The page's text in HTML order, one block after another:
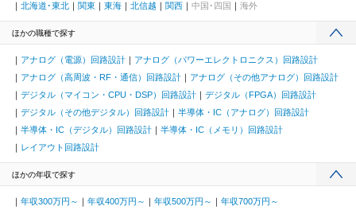
北海道･東北 関東 東海 北信越 関西 中国･四国 海外
ほかの職種で探す
アナログ（電源）回路設計
アナログ（パワーエレクトロニクス）回路設計
アナログ（高周波・RF・通信）回路設計
アナログ（その他アナログ）回路設計
デジタル（マイコン・CPU・DSP）回路設計
デジタル（FPGA）回路設計
デジタル（その他デジタル）回路設計
半導体・IC（アナログ）回路設計
半導体・IC（デジタル）回路設計
半導体・IC（メモリ）回路設計
レイアウト回路設計
ほかの年収で探す
年収300万円～ 年収400万円～ 年収500万円～
年収700万円～